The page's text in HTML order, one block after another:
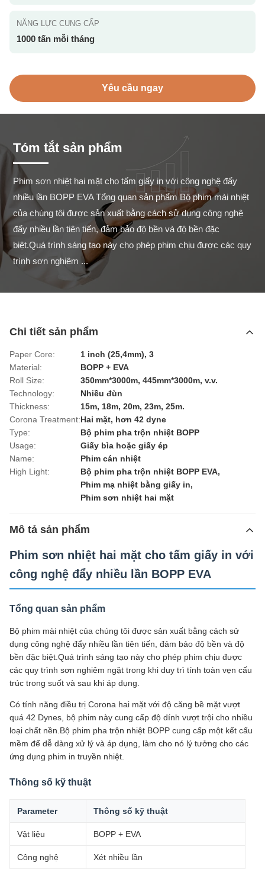
NĂNG LỰC CUNG CẤP
1000 tấn mỗi tháng
Yêu cầu ngay
Tóm tắt sản phẩm
Phim sơn nhiệt hai mặt cho tấm giấy in với công nghệ đẩy
nhiều lần BOPP EVA Tổng quan sản phẩm Bộ phim mài nhiệt
của chúng tôi được sản xuất bằng cách sử dụng công nghệ
đẩy nhiều lần tiên tiến, đảm bảo độ bền và độ bền đặc
biệt.Quá trình sáng tạo này cho phép phim chịu được các quy
trình sơn nghiêm ...
Chi tiết sản phẩm
Paper Core:
1 inch (25,4mm), 3
Material:
BOPP + EVA
Roll Size:
350mm*3000m, 445mm*3000m, v.v.
Technology:
Nhiều đùn
Thickness:
15m, 18m, 20m, 23m, 25m.
Corona Treatment:Hai mặt, hơn 42 dyne
Type:
Bộ phim pha trộn nhiệt BOPP
Usage:
Giấy bìa hoặc giấy ép
Name:
Phim cán nhiệt
High Light:
Bộ phim pha trộn nhiệt BOPP EVA,
Phim mạ nhiệt bằng giấy in,
Phim sơn nhiệt hai mặt
Mô tả sản phẩm
Phim sơn nhiệt hai mặt cho tấm giấy in với
công nghệ đẩy nhiều lần BOPP EVA
Tổng quan sản phẩm
Bộ phim mài nhiệt của chúng tôi được sản xuất bằng cách sử
dụng công nghệ đẩy nhiều lần tiên tiến, đảm bảo độ bền và độ
bền đặc biệt.Quá trình sáng tạo này cho phép phim chịu được
các quy trình sơn nghiêm ngặt trong khi duy trì tính toàn vẹn cấu
trúc trong suốt và sau khi áp dụng.
Có tính năng điều trị Corona hai mặt với độ căng bề mặt vượt
quá 42 Dynes, bộ phim này cung cấp độ dính vượt trội cho nhiều
loại chất nền.Bộ phim pha trộn nhiệt BOPP cung cấp một kết cấu
mềm để dễ dàng xử lý và áp dụng, làm cho nó lý tưởng cho các
ứng dụng phim in truyền nhiệt.
Thông số kỹ thuật
Parameter Thông số kỹ thuật
Vật liệu BOPP + EVA
Công nghệ Xét nhiều lần